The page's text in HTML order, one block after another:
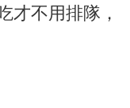
才不用排隊，